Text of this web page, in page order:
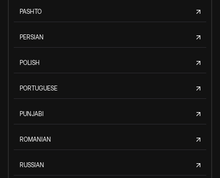
PASHTO
PERSIAN
POLISH
PORTUGUESE
PUNJABI
ROMANIAN
RUSSIAN